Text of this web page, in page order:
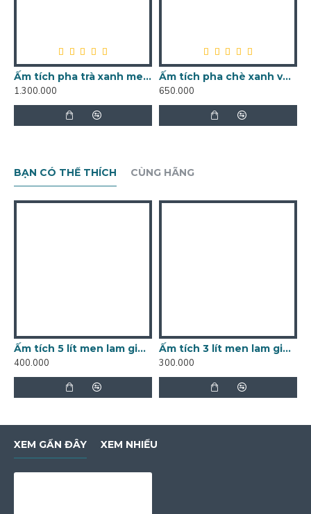
Ấm tích pha trà xanh men lam cổ vẽ hoa dây Bát Tràng AC53
1.300.000
Ấm tích pha chè xanh vẽ sơn thủy men rạn AT01
650.000
BẠN CÓ THỂ THÍCH CÙNG HÃNG
Ấm tích 5 lít men lam giả cổ Bát Tràng AT10A
400.000
Ấm tích 3 lít men lam giả cổ Bát Tràng AT11
300.000
XEM GẦN ĐÂY XEM NHIỀU